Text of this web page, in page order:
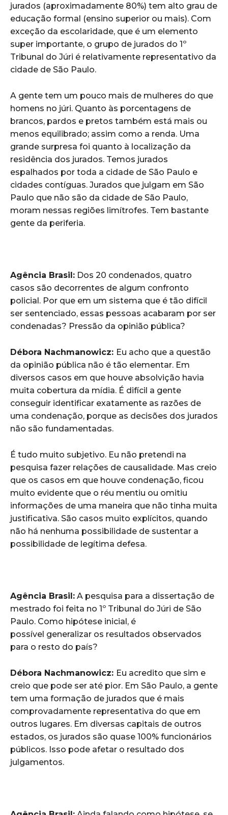
jurados (aproximadamente 80%) tem alto grau de
educação formal (ensino superior ou mais). Com
exceção da escolaridade, que é um elemento
super importante, o grupo de jurados do 1º
Tribunal do Júri é relativamente representativo da
cidade de São Paulo.
A gente tem um pouco mais de mulheres do que
homens no júri. Quanto às porcentagens de
brancos, pardos e pretos também está mais ou
menos equilibrado; assim como a renda. Uma
grande surpresa foi quanto à localização da
residência dos jurados. Temos jurados
espalhados por toda a cidade de São Paulo e
cidades contíguas. Jurados que julgam em São
Paulo que não são da cidade de São Paulo,
moram nessas regiões limítrofes. Tem bastante
gente da periferia.
Agência Brasil: Dos 20 condenados, quatro
casos são decorrentes de algum confronto
policial. Por que em um sistema que é tão difícil
ser sentenciado, essas pessoas acabaram por ser
condenadas? Pressão da opinião pública?
Débora Nachmanowicz: Eu acho que a questão
da opinião pública não é tão elementar. Em
diversos casos em que houve absolvição havia
muita cobertura da mídia. É difícil a gente
conseguir identificar exatamente as razões de
uma condenação, porque as decisões dos jurados
não são fundamentadas.
É tudo muito subjetivo. Eu não pretendi na
pesquisa fazer relações de causalidade. Mas creio
que os casos em que houve condenação, ficou
muito evidente que o réu mentiu ou omitiu
informações de uma maneira que não tinha muita
justificativa. São casos muito explícitos, quando
não há nenhuma possibilidade de sustentar a
possibilidade de legítima defesa.
Agência Brasil: A pesquisa para a dissertação de
mestrado foi feita no 1º Tribunal do Júri de São
Paulo. Como hipótese inicial, é
possível generalizar os resultados observados
para o resto do país?
Débora Nachmanowicz: Eu acredito que sim e
creio que pode ser até pior. Em São Paulo, a gente
tem uma formação de jurados que é mais
comprovadamente representativa do que em
outros lugares. Em diversas capitais de outros
estados, os jurados são quase 100% funcionários
públicos. Isso pode afetar o resultado dos
julgamentos.